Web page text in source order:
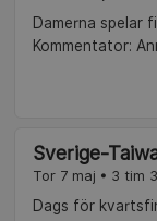
Damerna spelar
Kommentator:
Sverige-
Tor 7 maj • 3 tim
Dags för